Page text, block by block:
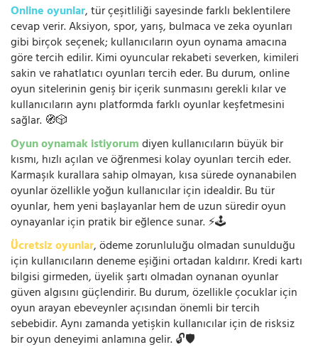
Online oyunlar, tür çeşitliliği sayesinde farklı beklentilere
cevap verir. Aksiyon, spor, yarış, bulmaca ve zeka oyunları
gibi birçok seçenek; kullanıcıların oyun oynama amacına
göre tercih edilir. Kimi oyuncular rekabeti severken, kimileri
sakin ve rahatlatıcı oyunları tercih eder. Bu durum, online
oyun sitelerinin geniş bir içerik sunmasını gerekli kılar ve
kullanıcıların aynı platformda farklı oyunlar keşfetmesini
sağlar. 🧭🎲
Oyun oynamak istiyorumdiyen kullanıcıların büyük bir
kısmı, hızlı açılan ve öğrenmesi kolay oyunları tercih eder.
Karmaşık kurallara sahip olmayan, kısa sürede oynanabilen
oyunlar özellikle yoğun kullanıcılar için idealdir. Bu tür
oyunlar, hem yeni başlayanlar hem de uzun süredir oyun
oynayanlar için pratik bir eğlence sunar. ⚡🕹️
Ücretsiz oyunlar, ödeme zorunluluğu olmadan sunulduğu
için kullanıcıların deneme eşiğini ortadan kaldırır. Kredi kartı
bilgisi girmeden, üyelik şartı olmadan oynanan oyunlar
güven algısını güçlendirir. Bu durum, özellikle çocuklar için
oyun arayan ebeveynler açısından önemli bir tercih
sebebidir. Aynı zamanda yetişkin kullanıcılar için de risksiz
bir oyun deneyimi anlamına gelir. 🔓🛡️